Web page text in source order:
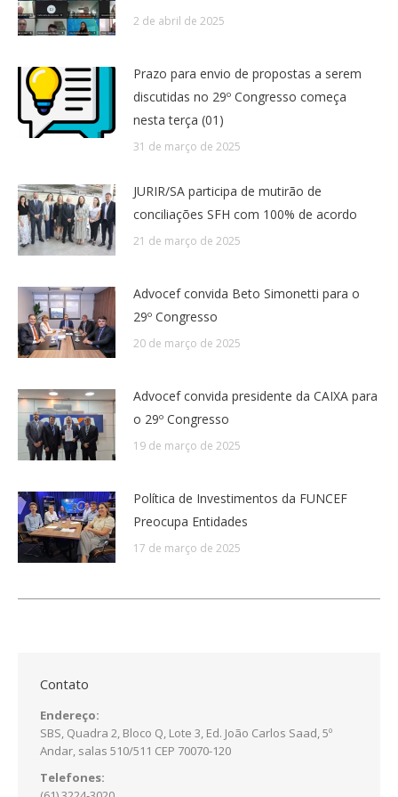
2 de abril de 2025
Prazo para envio de propostas a serem
discutidas no 29º Congresso começa
nesta terça (01)
31 de março de 2025
JURIR/SA participa de mutirão de
conciliações SFH com 100% de acordo
21 de março de 2025
Advocef convida Beto Simonetti para o
29º Congresso
20 de março de 2025
Advocef convida presidente da CAIXA para
o 29º Congresso
19 de março de 2025
Política de Investimentos da FUNCEF
Preocupa Entidades
17 de março de 2025
Contato
Endereço:
SBS, Quadra 2, Bloco Q, Lote 3, Ed. João Carlos Saad, 5º
Andar, salas 510/511 CEP 70070-120
Telefones: